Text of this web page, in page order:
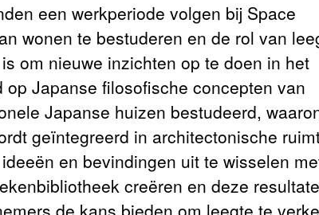
een werkperiode volgen bij Space
wonen te bestuderen en de rol van
om nieuwe inzichten op te doen in het
Japanse filosofische concepten van
Japanse huizen bestudeerd,
geïntegreerd in architectonische
en bevindingen uit te wisselen
creëren en deze